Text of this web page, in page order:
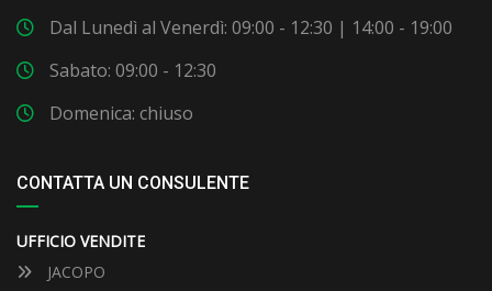
Dal Lunedì al Venerdì: 09:00 - 12:30 | 14:00 - 19:00
Sabato: 09:00 - 12:30
Domenica: chiuso
CONTATTA UN CONSULENTE
UFFICIO VENDITE
JACOPO